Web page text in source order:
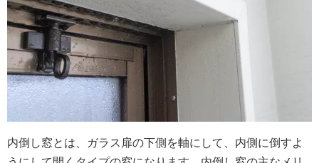
内倒し窓とは、ガラス扉の下側を軸にして、内側に倒すよ